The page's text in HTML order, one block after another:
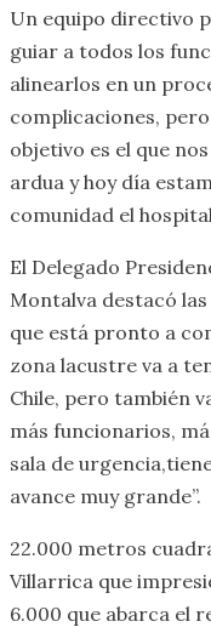
Un equipo directivo
guiar a todos los
alinearlos en un
complicaciones,
objetivo es el que
ardua y hoy día
comunidad el
El Delegado
Montalva destacó
que está pronto a
zona lacustre va a
Chile, pero también
más funcionarios,
sala de
avance muy grande”.
22.000 metros
Villarrica que
6.000 que abarca el